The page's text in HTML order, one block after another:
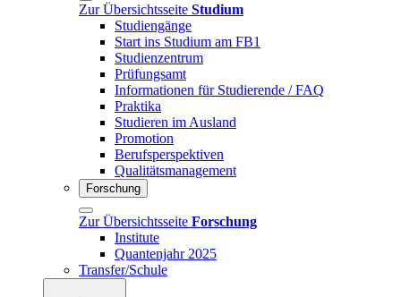
Zur Übersichtsseite Studium
Studiengänge
Start ins Studium am FB1
Studienzentrum
Prüfungsamt
Informationen für Studierende / FAQ
Praktika
Studieren im Ausland
Promotion
Berufsperspektiven
Qualitätsmanagement
Forschung
Zur Übersichtsseite Forschung
Institute
Quantenjahr 2025
Transfer/Schule